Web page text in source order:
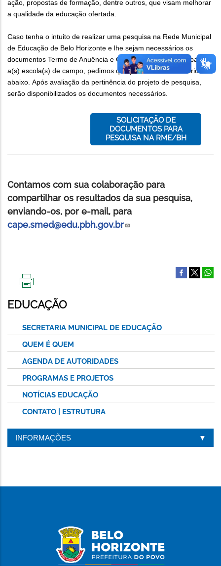
ação, propostas de formação, dentre outros, que visam melhorar
a qualidade da educação ofertada.
Caso tenha o intuito de realizar uma pesquisa na Rede Municipal
de Educação de Belo Horizonte e lhe sejam necessários os
documentos Termo de Anuência e Carta de Apresentação para
a(s) escola(s) de campo, pedimos que preencha o formulário
abaixo. Após avaliação da pertinência do projeto de pesquisa,
serão disponibilizados os documentos necessários.
SOLICITAÇÃO DE
DOCUMENTOS PARA
PESQUISA NA RME/BH
Contamos com sua colaboração para
compartilhar os resultados da sua pesquisa,
enviando-os, por e-mail, para
cape.smed@edu.pbh.gov.br
ESTA
PÁGINA
EDUCAÇÃO
SECRETARIA MUNICIPAL DE EDUCAÇÃO
QUEM É QUEM
AGENDA DE AUTORIDADES
PROGRAMAS E PROJETOS
NOTÍCIAS EDUCAÇÃO
CONTATO | ESTRUTURA
INFORMAÇÕES